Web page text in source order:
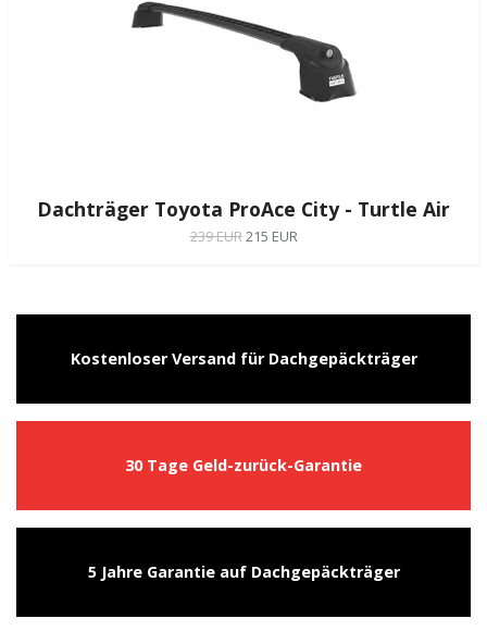
Dachträger Toyota ProAce City - Turtle Air
239 EUR215 EUR
Kostenloser Versand für Dachgepäckträger
30 Tage Geld-zurück-Garantie
5 Jahre Garantie auf Dachgepäckträger